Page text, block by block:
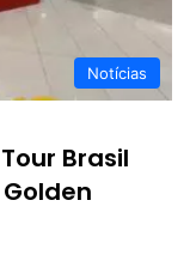
Notícias
Brasil